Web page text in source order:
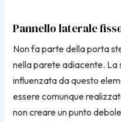
Pannello laterale
Non fa parte della porta
nella parete adiacente. La
influenzata da questo
essere comunque
non creare un punto